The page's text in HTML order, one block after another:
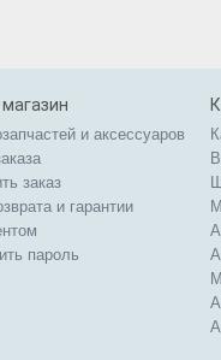
и аксессуаров
заказ
и гарантии
пароль